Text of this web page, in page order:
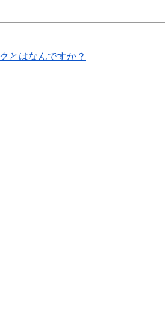
とはなんですか？